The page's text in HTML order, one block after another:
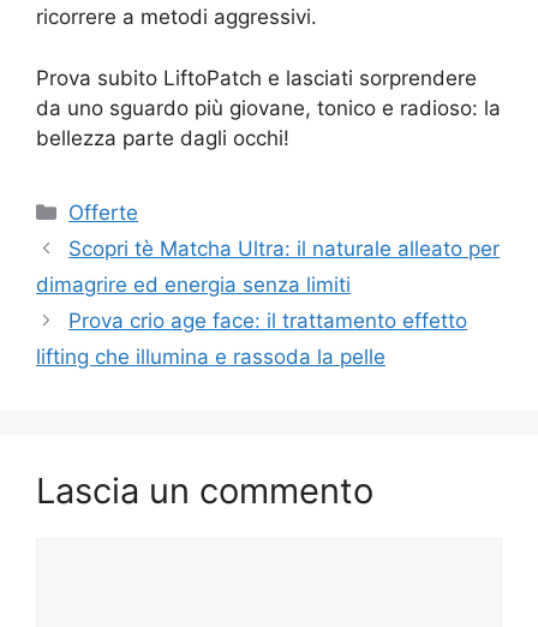
ricorrere a metodi aggressivi.
Prova subito LiftoPatch e lasciati sorprendere
da uno sguardo più giovane, tonico e radioso: la
bellezza parte dagli occhi!
Categorie
Offerte
Scopri tè Matcha Ultra: il naturale alleato per
dimagrire ed energia senza limiti
Prova crio age face: il trattamento effetto
lifting che illumina e rassoda la pelle
Lascia un commento